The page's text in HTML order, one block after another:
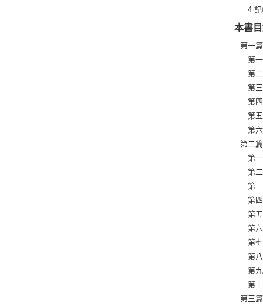
4.記
本書
第一
第一
第二
第三
第四
第五
第六
第二
第一
第二
第三
第四
第五
第
第
第八
第九
第十
第三